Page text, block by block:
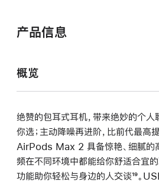
产品信息
概览
绝赞的包耳式耳机，带来绝妙的个人
你选；主动降噪再进阶，比前代最高
AirPods Max 2 具备惊艳、细腻的
频在不同环境中都能给你舒适合宜
功能助你轻松与身边的人交谈脚
¹⁹。